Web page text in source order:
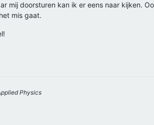
mij doorsturen kan ik er eens naar kijken.
mis gaat.
Physics